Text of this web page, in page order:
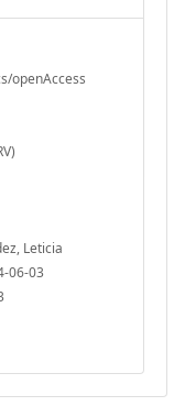
openAccess
Leticia
06-03